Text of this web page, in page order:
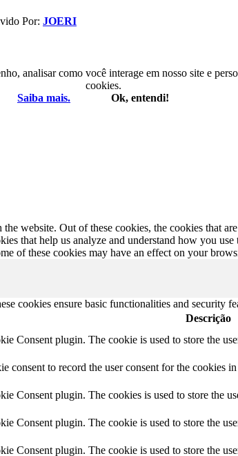
Por: JOERI
analisar como você interage em nosso site e
cookies.
Saiba mais.
Ok, entendi!
website. Out of these cookies, the cookies that
that help us analyze and understand how you
of these cookies may have an effect on your
cookies ensure basic functionalities and security
Descrição
Consent plugin. The cookie is used to store the
consent to record the user consent for the cookies
Consent plugin. The cookies is used to store the
Consent plugin. The cookie is used to store the
Consent plugin. The cookie is used to store the